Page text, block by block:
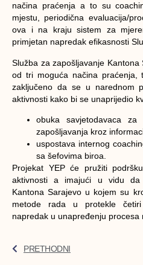
načina praćenja a to su
mjestu, periodična evaluacija/
ova i na kraju sistem za
primjetan napredak efikasnosti
Služba za zapošljavanje
od tri moguća načina praćenja,
zaključeno da se u narednom
aktivnosti kako bi se unaprijedio
obuka savjetodavaca za
zapošljavanja kroz
uspostava internog
sa šefovima biroa.
Projekat YEP će pružiti
aktivnosti a imajući u vidu da
Kantona Sarajevo u kojem su
metode rada u protekle
napredak u unapređenju procesa
PRETHODNI